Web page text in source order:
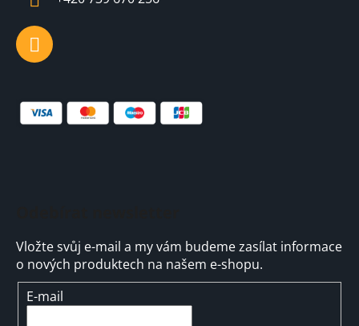
Vložte svůj e-mail a my vám budeme zasílat informace
o nových produktech na našem e-shopu.
E-mail